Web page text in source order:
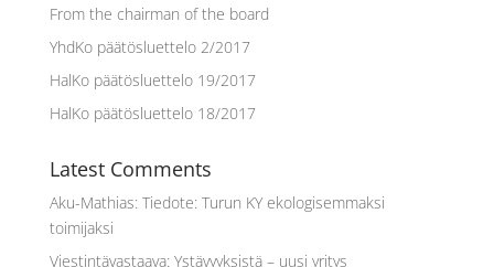
From the chairman of the board
YhdKo päätösluettelo 2/2017
HalKo päätösluettelo 19/2017
HalKo päätösluettelo 18/2017
Latest Comments
Aku-Mathias: Tiedote: Turun KY ekologisemmaksi
toimijaksi
Viestintävastaava: Ystävyyksistä – uusi yritys